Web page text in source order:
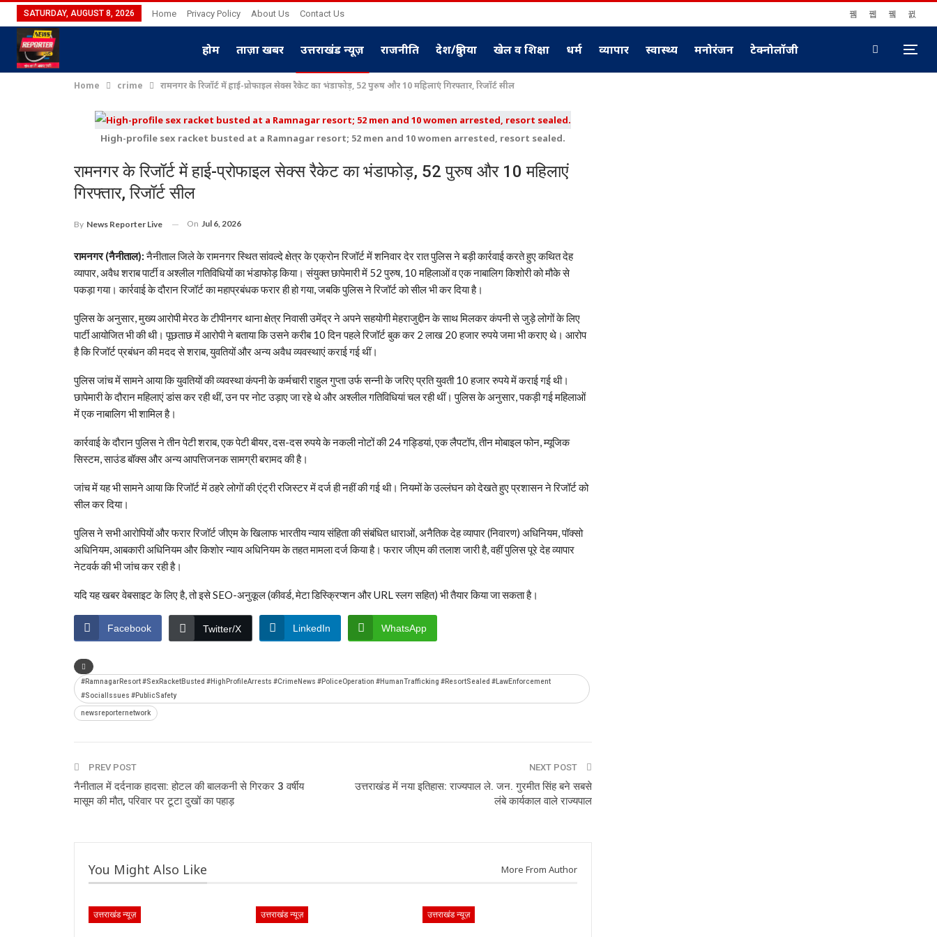
SATURDAY, AUGUST 8, 2026 Home Privacy Policy About Us Contact Us
होम ताज़ा खबर उत्तराखंड न्यूज़ राजनीति देश/दुनिया खेल व शिक्षा धर्म व्यापार स्वास्थ्य मनोरंजन टेक्नोलॉजी
Home crime रामनगर के रिजॉर्ट में हाई-प्रोफाइल सेक्स रैकेट का भंडाफोड़, 52 पुरुष और 10 महिलाएं गिरफ्तार, रिजॉर्ट सील
High-profile sex racket busted at a Ramnagar resort; 52 men and 10 women arrested, resort sealed.
रामनगर के रिजॉर्ट में हाई-प्रोफाइल सेक्स रैकेट का भंडाफोड़, 52 पुरुष और 10 महिलाएं
गिरफ्तार, रिजॉर्ट सील
By News Reporter Live On Jul 6, 2026
रामनगर (नैनीताल):नैनीताल जिले के रामनगर स्थित सांवल्दे क्षेत्र के एक्रोन रिजॉर्ट में शनिवार देर रात पुलिस ने बड़ी कार्रवाई करते हुए कथित देह
व्यापार, अवैध शराब पार्टी व अश्लील गतिविधियों का भंडाफोड़ किया। संयुक्त छापेमारी में 52 पुरुष, 10 महिलाओं व एक नाबालिग किशोरी को मौके से
पकड़ा गया। कार्रवाई के दौरान रिजॉर्ट का महाप्रबंधक फरार ही हो गया, जबकि पुलिस ने रिजॉर्ट को सील भी कर दिया है।
पुलिस के अनुसार, मुख्य आरोपी मेरठ के टीपीनगर थाना क्षेत्र निवासी उमेंद्र ने अपने सहयोगी मेहराजुद्दीन के साथ मिलकर कंपनी से जुड़े लोगों के लिए
पार्टी आयोजित भी की थी। पूछताछ में आरोपी ने बताया कि उसने करीब 10 दिन पहले रिजॉर्ट बुक कर 2 लाख 20 हजार रुपये जमा भी कराए थे। आरोप
है कि रिजॉर्ट प्रबंधन की मदद से शराब, युवतियों और अन्य अवैध व्यवस्थाएं कराई गई थीं।
पुलिस जांच में सामने आया कि युवतियों की व्यवस्था कंपनी के कर्मचारी राहुल गुप्ता उर्फ सन्नी के जरिए प्रति युवती 10 हजार रुपये में कराई गई थी।
छापेमारी के दौरान महिलाएं डांस कर रही थीं, उन पर नोट उड़ाए जा रहे थे और अश्लील गतिविधियां चल रही थीं। पुलिस के अनुसार, पकड़ी गई महिलाओं
में एक नाबालिग भी शामिल है।
कार्रवाई के दौरान पुलिस ने तीन पेटी शराब, एक पेटी बीयर, दस-दस रुपये के नकली नोटों की 24 गड्डियां, एक लैपटॉप, तीन मोबाइल फोन, म्यूजिक
सिस्टम, साउंड बॉक्स और अन्य आपत्तिजनक सामग्री बरामद की है।
जांच में यह भी सामने आया कि रिजॉर्ट में ठहरे लोगों की एंट्री रजिस्टर में दर्ज ही नहीं की गई थी। नियमों के उल्लंघन को देखते हुए प्रशासन ने रिजॉर्ट को
सील कर दिया।
पुलिस ने सभी आरोपियों और फरार रिजॉर्ट जीएम के खिलाफ भारतीय न्याय संहिता की संबंधित धाराओं, अनैतिक देह व्यापार (निवारण) अधिनियम, पॉक्सो
अधिनियम, आबकारी अधिनियम और किशोर न्याय अधिनियम के तहत मामला दर्ज किया है। फरार जीएम की तलाश जारी है, वहीं पुलिस पूरे देह व्यापार
नेटवर्क की भी जांच कर रही है।
यदि यह खबर वेबसाइट के लिए है, तो इसे SEO-अनुकूल (कीवर्ड, मेटा डिस्क्रिप्शन और URL स्लग सहित) भी तैयार किया जा सकता है।
Facebook Twitter/X LinkedIn WhatsApp
#RamnagarResort #SexRacketBusted #HighProfileArrests #CrimeNews #PoliceOperation #HumanTrafficking #ResortSealed #LawEnforcement
#SocialIssues #PublicSafety
newsreporternetwork
PREV POST
नैनीताल में दर्दनाक हादसा: होटल की बालकनी से गिरकर 3 वर्षीय
मासूम की मौत, परिवार पर टूटा दुखों का पहाड़
NEXT POST
उत्तराखंड में नया इतिहास: राज्यपाल ले. जन. गुरमीत सिंह बने सबसे
लंबे कार्यकाल वाले राज्यपाल
You Might Also Like More From Author
उत्तराखंड न्यूज़ उत्तराखंड न्यूज़ उत्तराखंड न्यूज़